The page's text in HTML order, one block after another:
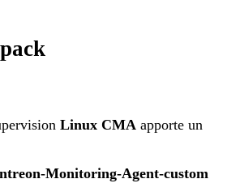
Linux CMA apporte un
Monitoring-Agent-custom